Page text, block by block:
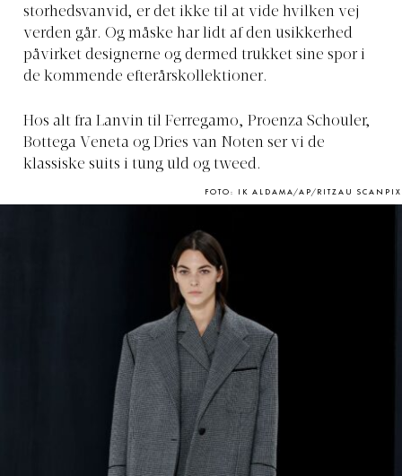
storhedsvanvid, er det ikke til at vide hvilken vej
verden går. Og måske har lidt af den usikkerhed
påvirket designerne og dermed trukket sine spor i
de kommende efterårskollektioner.
Hos alt fra Lanvin til Ferregamo, Proenza Schouler,
Bottega Veneta og Dries van Noten ser vi de
klassiske suits i tung uld og tweed.
FOTO: IK ALDAMA/AP/RITZAU SCANPIX